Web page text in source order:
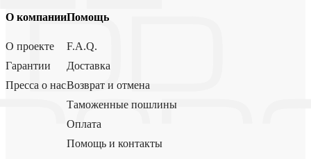
О компании
О проекте
Гарантии
Пресса о нас
Помощь
F.A.Q.
Доставка
Возврат и отмена
Таможенные пошлины
Оплата
Помощь и контакты